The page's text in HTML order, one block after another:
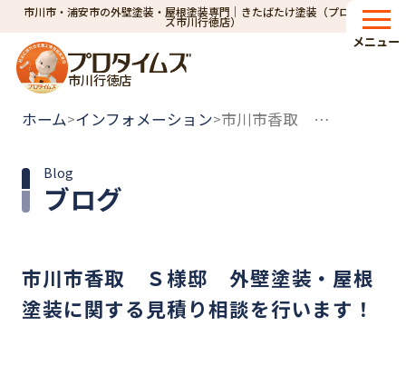
市川市・浦安市の外壁塗装・屋根塗装専門｜きたばたけ塗装（プロタイム
ズ市川行徳店）
市川行徳店
メニュー
ホーム>インフォメーション> 市川市香取 Ｓ様邸 外壁塗装・屋根塗装に関する見積り相談を行います！
ブログ
Blog
市川市香取 Ｓ様邸 外壁塗装・屋根
塗装に関する見積り相談を行います！